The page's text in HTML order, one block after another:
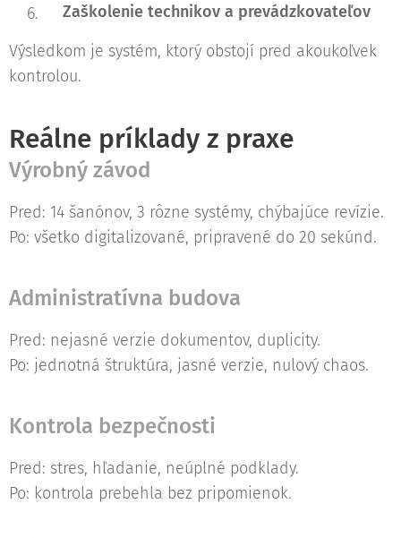
Zaškolenie technikov a prevádzkovateľov
Výsledkom je systém, ktorý obstojí pred akoukoľvek
kontrolou.
Reálne príklady z praxe
Výrobný závod
Pred: 14 šanónov, 3 rôzne systémy, chýbajúce revízie.
Po: všetko digitalizované, pripravené do 20 sekúnd.
Administratívna budova
Pred: nejasné verzie dokumentov, duplicity.
Po: jednotná štruktúra, jasné verzie, nulový chaos.
Kontrola bezpečnosti
Pred: stres, hľadanie, neúplné podklady.
Po: kontrola prebehla bez pripomienok.